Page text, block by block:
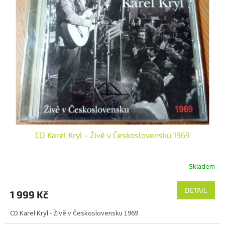
CD Karel Kryl - Živě v Československu 1969
Skladem
1 999 Kč DETAIL
CD Karel Kryl - Živě v Československu 1969